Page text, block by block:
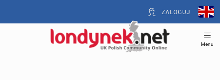
ZALOGUJ
Menu